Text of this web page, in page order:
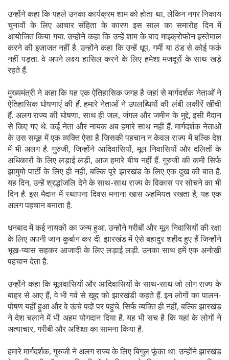
उन्होंने कहा कि पहले उनका कार्यक्रम शाम को होता था, लेकिन नगर निकाय
चुनावों के लिए आचार संहिता के कारण इस साल का समारोह दिन में
आयोजित किया गया. उन्होंने कहा कि उन्हें शाम के बाद माइक्रोफोन इस्तेमाल
करने की इजाजत नहीं है. उन्होंने कहा कि उन्हें धूप, गर्मी या ठंड से कोई फर्क
नहीं पड़ता. वे अपने लक्ष्य हासिल करने के लिए हमेशा मजदूरों के साथ खड़े
रहते हैं.
मुख्यमंत्री ने कहा कि यह एक ऐतिहासिक जगह है जहां से मार्गदर्शक नेताओं ने
ऐतिहासिक घोषणाएं की हैं. हमारे नेताओं ने उपलब्धियों की लंबी लकीरें खींची
हैं. अलग राज्य की घोषणा, साथ ही जल, जंगल और जमीन के मुद्दे, इसी मैदान
से किए गए थे. कई नेता और नायक अब हमारे साथ नहीं हैं. मार्गदर्शक नेताओं
के उस समूह में एक व्यक्ति ऐसा है जिसकी पहचान न केवल राज्य में बल्कि देश
में भी अलग है. गुरुजी, जिन्होंने आदिवासियों, मूल निवासियों और दलितों के
अधिकारों के लिए लड़ाई लड़ी, आज हमारे बीच नहीं हैं. गुरुजी की कमी सिर्फ
झामुमो पार्टी के लिए ही नहीं, बल्कि पूरे झारखंड के लिए एक दुख की बात है.
यह दिन, उन्हें श्रद्धांजलि देने के साथ-साथ राज्य के विकास पर सोचने का भी
दिन है. इस मैदान में स्थापना दिवस मनाना खास अहमियत रखता है; यह एक
अलग पहचान बनाता है.
धनबाद में कई नायकों का जन्म हुआ. उन्होंने गरीबों और मूल निवासियों की रक्षा
के लिए अपनी जान कुर्बान कर दी. झारखंड में ऐसे बहादुर शहीद हुए हैं जिन्होंने
भूख-प्यास सहकर आजादी के लिए लड़ाई लड़ी. उनका साथ हमें एक अनोखी
पहचान देता है.
उन्होंने कहा कि मूलवासियों और आदिवासियों के साथ-साथ जो लोग राज्य के
बाहर से आए हैं, वे भी गर्व से खुद को झारखंडी कहते हैं. इन लोगों का पालन-
पोषण यहीं हुआ और वे ऊंचे पदों पर पहुंचे. सिर्फ व्यक्ति ही नहीं, बल्कि झारखंड
ने देश चलाने में भी अहम योगदान दिया है. यह भी सच है कि यहां के लोगों ने
अत्याचार, गरीबी और अशिक्षा का सामना किया है.
हमारे मार्गदर्शक, गुरुजी ने अलग राज्य के लिए बिगुल फूंका था. उन्होंने झारखंड